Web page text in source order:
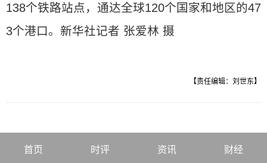
138个铁路站点，通达全球120个国家和地区的47
3个港口。新华社记者 张爱林 摄
【责任编辑：刘世东】
首页 时评 资讯 财经